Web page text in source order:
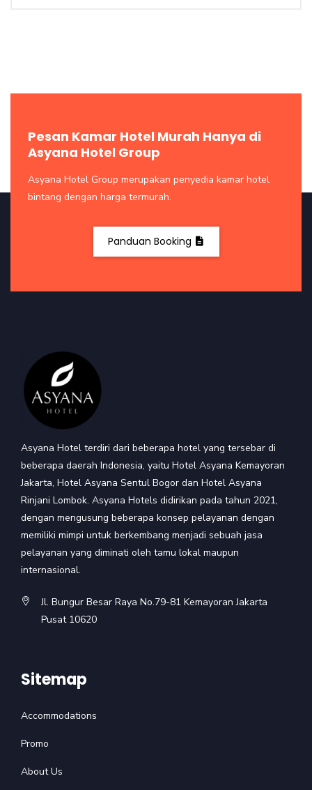
Pesan Kamar Hotel Murah Hanya di
Asyana Hotel Group
Asyana Hotel Group merupakan penyedia kamar hotel
bintang dengan harga termurah.
Panduan Booking
Asyana Hotel terdiri dari beberapa hotel yang tersebar di
beberapa daerah Indonesia, yaitu Hotel Asyana Kemayoran
Jakarta, Hotel Asyana Sentul Bogor dan Hotel Asyana
Rinjani Lombok. Asyana Hotels didirikan pada tahun 2021,
dengan mengusung beberapa konsep pelayanan dengan
memiliki mimpi untuk berkembang menjadi sebuah jasa
pelayanan yang diminati oleh tamu lokal maupun
internasional.
Jl. Bungur Besar Raya No.79-81 Kemayoran Jakarta
Pusat 10620
Sitemap
Accommodations
Promo
About Us